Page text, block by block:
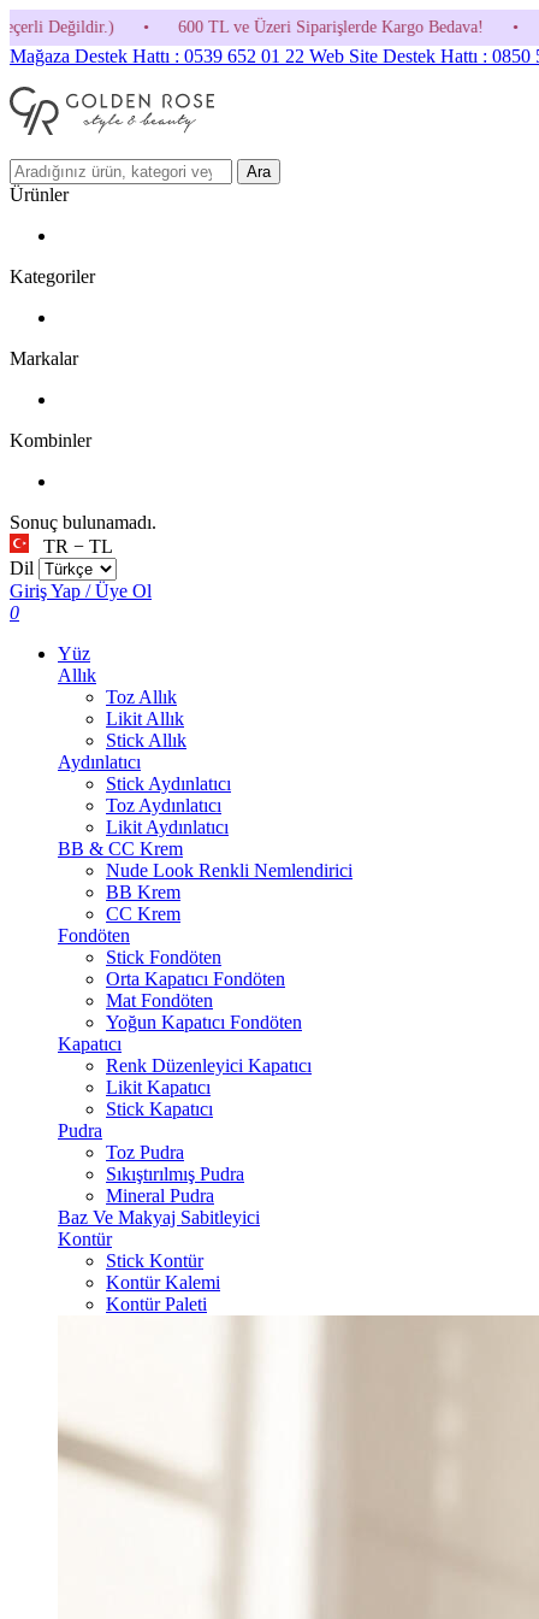
600 TL ve Üzeri Siparişlerde Kargo Bedava! • HOSGELDIN30
Mağaza Destek Hattı : 0539 652 01 22 Web Site Destek Hattı : 0850
Ara
Ürünler
Kategoriler
Markalar
Kombinler
Sonuç bulunamadı.
TR − TL
Dil
Giriş Yap / Üye Ol
0
Yüz
Allık
Toz Allık
Likit Allık
Stick Allık
Aydınlatıcı
Stick Aydınlatıcı
Toz Aydınlatıcı
Likit Aydınlatıcı
BB & CC Krem
Nude Look Renkli Nemlendirici
BB Krem
CC Krem
Fondöten
Stick Fondöten
Orta Kapatıcı Fondöten
Mat Fondöten
Yoğun Kapatıcı Fondöten
Kapatıcı
Renk Düzenleyici Kapatıcı
Likit Kapatıcı
Stick Kapatıcı
Pudra
Toz Pudra
Sıkıştırılmış Pudra
Mineral Pudra
Baz Ve Makyaj Sabitleyici
Kontür
Stick Kontür
Kontür Kalemi
Kontür Paleti